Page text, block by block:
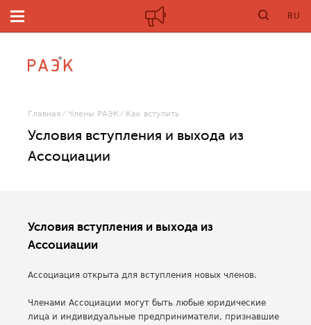
RU
Главная Члены РАЭК Как вступить
Условия вступления и выхода из
Ассоциации
Условия вступления и выхода из
Ассоциации
Ассоциация открыта для вступления новых членов.
Членами Ассоциации могут быть любые юридические
лица и индивидуальные предприниматели, признавшие